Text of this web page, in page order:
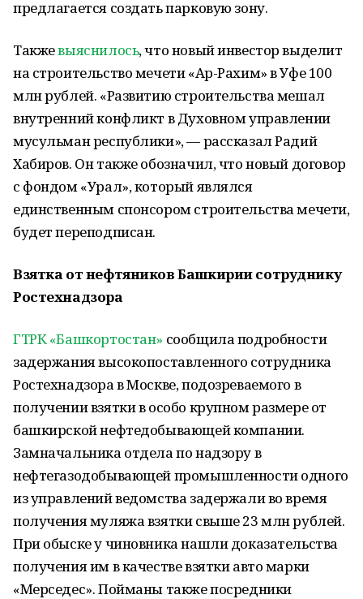
предлагается создать парковую зону.
Такжевыяснилось, что новый инвестор выделит
на строительство мечети «Ар-Рахим» в Уфе 100
млн рублей. «Развитию строительства мешал
внутренний конфликт в Духовном управлении
мусульман республики», — рассказал Радий
Хабиров. Он также обозначил, что новый договор
с фондом «Урал», который являлся
единственным спонсором строительства мечети,
будет переподписан.
Взятка от нефтяников Башкирии сотруднику
Ростехнадзора
ГТРК «Башкортостан» сообщила подробности
задержания высокопоставленного сотрудника
Ростехнадзора в Москве, подозреваемого в
получении взятки в особо крупном размере от
башкирской нефтедобывающей компании.
Замначальника отдела по надзору в
нефтегазодобывающей промышленности одного
из управлений ведомства задержали во время
получения муляжа взятки свыше 23 млн рублей.
При обыске у чиновника нашли доказательства
получения им в качестве взятки авто марки
«Мерседес». Пойманы также посредники